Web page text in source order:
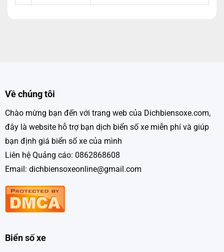
Về chúng tôi
Chào mừng bạn đến với trang web của Dichbiensoxe.com,
đây là website hỗ trợ bạn dịch biển số xe miễn phí và giúp
bạn định giá biển số xe của mình
Liên hệ Quảng cáo: 0862868608
Email: dichbiensoxeonline@gmail.com
Biển số xe